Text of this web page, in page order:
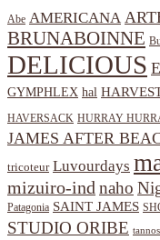
Abe AMERICANA
BRUNABOINNE
DELICIOUS
GYMPHLEX hal
HAVERSACK HURRAY
JAMES AFTER
tricoteur Luvourdays
mizuiro-ind naho
Patagonia SAINT JAMES
STUDIO ORIBE